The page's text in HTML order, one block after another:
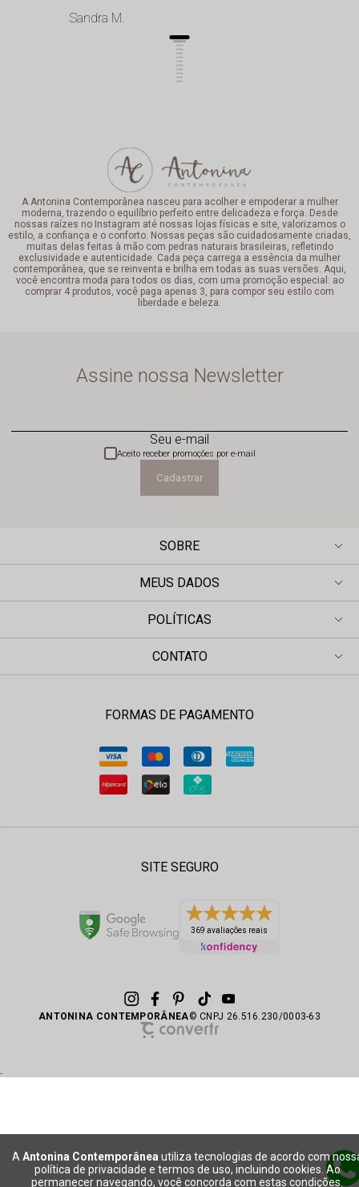
Sandra M.
A Antonina Contemporânea nasceu para acolher e empoderar a mulher
moderna, trazendo o equilíbrio perfeito entre delicadeza e força. Desde
nossas raízes no Instagram até nossas lojas físicas e site, valorizamos o
estilo, a confiança e o conforto. Nossas peças são cuidadosamente criadas,
muitas delas feitas à mão com pedras naturais brasileiras, refletindo
exclusividade e autenticidade. Cada peça carrega a essência da mulher
contemporânea, que se reinventa e brilha em todas as suas versões. Aqui,
você encontra moda para todos os dias, com uma promoção especial: ao
comprar 4 produtos, você paga apenas 3, para compor seu estilo com
liberdade e beleza.
Assine nossa Newsletter
Seu e-mail
Cadastrar
Aceito receber promoções por e-mail
SOBRE
MEUS DADOS
POLÍTICAS
CONTATO
FORMAS DE PAGAMENTO
SITE SEGURO
369 avaliações reais
ANTONINA CONTEMPORÂNEA© CNPJ 26.516.230/0003-63
A Antonina Contemporânea utiliza tecnologias de acordo com
política de privacidade e termos de uso, incluindo cookies. Ao
permanecer navegando, você concorda com estas condições.
.